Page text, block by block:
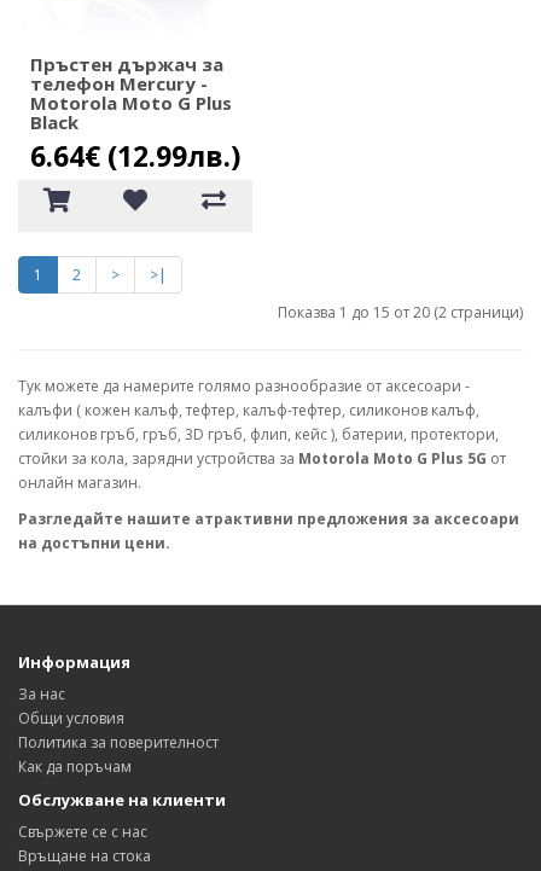
Пръстен държач за
телефон Mercury -
Motorola Moto G Plus
Black
6.64€ (12.99лв.)
1 2 >
>|
Показва 1 до 15 от 20 (2 страници)
Тук можете да намерите голямо разнообразие от аксесоари -
калъфи ( кожен калъф, тефтер, калъф-тефтер, силиконов калъф,
силиконов гръб, гръб, 3D гръб, флип, кейс ), батерии, протектори,
стойки за кола, зарядни устройства за Motorola Moto G Plus 5G от
онлайн магазин.
Разгледайте нашите атрактивни предложения за аксесоари
на достъпни цени.
Информация
За нас
Общи условия
Политика за поверителност
Как да поръчам
Обслужване на клиенти
Свържете се с нас
Връщане на стока